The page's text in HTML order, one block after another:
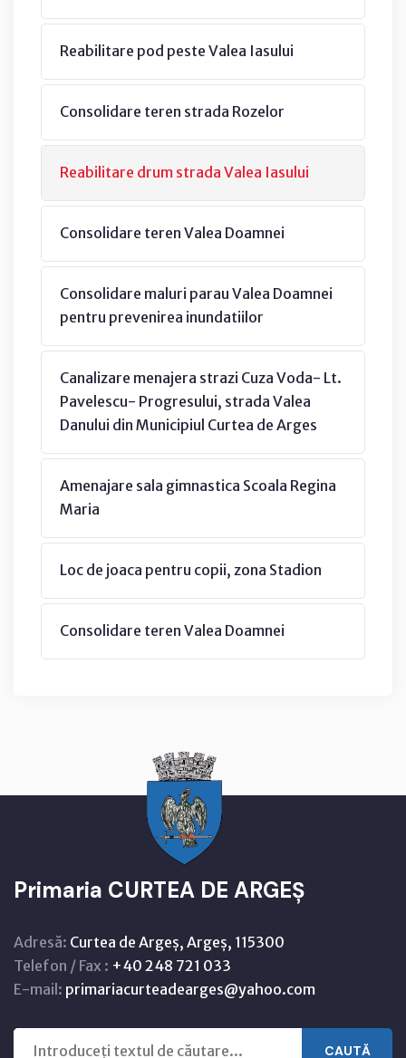
Reabilitare pod peste Valea Iasului
Consolidare teren strada Rozelor
Reabilitare drum strada Valea Iasului
Consolidare teren Valea Doamnei
Consolidare maluri parau Valea Doamnei
pentru prevenirea inundatiilor
Canalizare menajera strazi Cuza Voda- Lt.
Pavelescu- Progresului, strada Valea
Danului din Municipiul Curtea de Arges
Amenajare sala gimnastica Scoala Regina
Maria
Loc de joaca pentru copii, zona Stadion
Consolidare teren Valea Doamnei
Primaria CURTEA DE ARGEȘ
Adresă: Curtea de Argeș, Argeș, 115300
Telefon / Fax : +40 248 721 033
E-mail: primariacurteadearges@yahoo.com
CAUTĂ